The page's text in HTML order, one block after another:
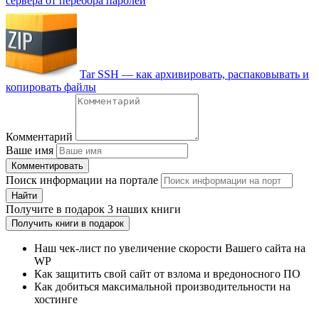
Tar SSH — как архивировать, распаковывать и
копировать файлы
Комментарий
Ваше имя
Комментировать
Поиск информации на портале
Найти
Получите в подарок 3 наших книги
Получить книги в подарок
Наш чек-лист по увеличение скорости Вашего сайта на
WP
Как защитить свой сайт от взлома и вредоносного ПО
Как добиться максимальной производительности на
хостинге